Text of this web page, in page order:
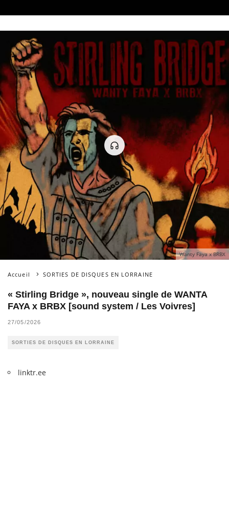
Wanty Faya x BRBX
Accueil SORTIES DE DISQUES EN LORRAINE
« Stirling Bridge », nouveau single de WANTA
FAYA x BRBX [sound system / Les Voivres]
27/05/2026
SORTIES DE DISQUES EN LORRAINE
linktr.ee